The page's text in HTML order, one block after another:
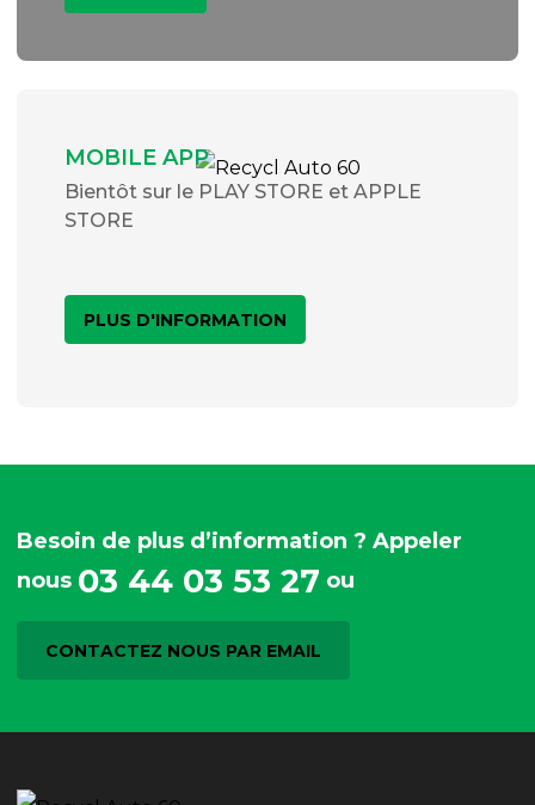
MOBILE APP
Bientôt sur le PLAY STORE et APPLE
STORE
PLUS D'INFORMATION
Besoin de plus d’information ? Appeler
nous 03 44 03 53 27 ou
CONTACTEZ NOUS PAR EMAIL